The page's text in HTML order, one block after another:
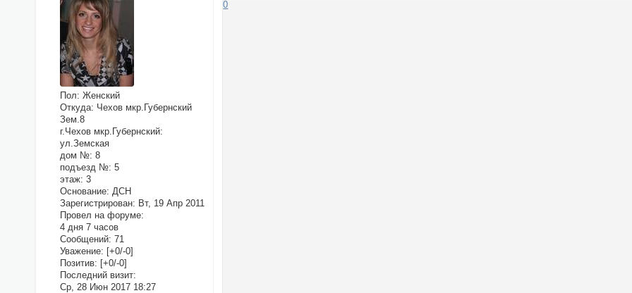
Пол: Женский
Откуда: Чехов мкр.Губернский
Зем.8
г.Чехов мкр.Губернский:
ул.Земская
дом №: 8
подъезд №: 5
этаж: 3
Основание: ДСН
Зарегистрирован: Вт, 19 Апр 2011
Провел на форуме:
4 дня 7 часов
Сообщений: 71
Уважение: [+0/-0]
Позитив: [+0/-0]
Последний визит:
Ср, 28 Июн 2017 18:27
0